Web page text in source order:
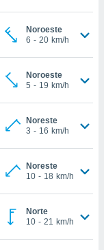
Noroeste
6 - 20 km/h
Noroeste
5 - 19 km/h
Noreste
3 - 16 km/h
Noreste
10 - 18 km/h
Norte
10 - 21 km/h